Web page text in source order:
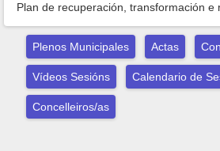
Plan de recuperación, transformación e
Plenos Municipales Actas
Vídeos Sesións Calendario de
Concelleiros/as